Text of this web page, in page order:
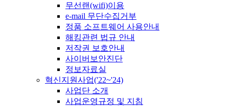
무선랜(wifi)이용
e-mail 무단수집거부
정품 소프트웨어 사용안내
해킹관련 법규 안내
저작권 보호안내
사이버보안진단
정보자료실
혁신지원사업('22~'24)
사업단 소개
사업운영규정 및 지침